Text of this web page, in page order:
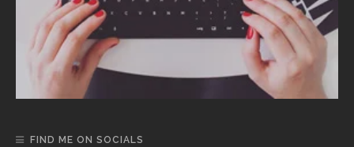
FIND ME ON SOCIALS